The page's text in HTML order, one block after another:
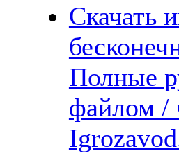
Скачать
Полные
файлом /